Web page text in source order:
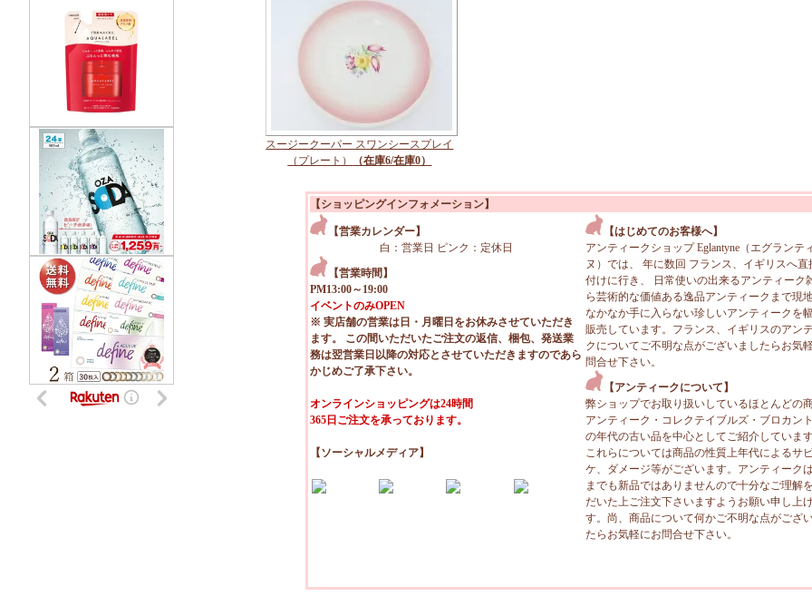
スージークーパー スワンシースプレイ
（プレート）
（在庫6/在庫0）
【ショッピングインフォメーション】
【営業カレンダー】
白：営業日 ピンク：定休日
【営業時間】
PM13:00～19:00
イベントのみOPEN
※ 実店舗の営業は日・月曜日をお休みさせていただき
ます。 この間いただいたご注文の返信、梱包、発送業
務は翌営業日以降の対応とさせていただきますのであら
かじめご了承下さい。
オンラインショッピングは24時間
365日ご注文を承っております。
【ソーシャルメディア】
【はじめてのお客様へ】
アンティークショップ Eglantyne（エグランテ
ヌ）では、 年に数回 フランス、イギリスへ直
付けに行き、 日常使いの出来るアンティーク
ら芸術的な価値ある逸品アンティークまで現
なかなか手に入らない珍しいアンティークを
販売しています。フランス、イギリスのアン
クについてご不明な点がございましたらお気
問合せ下さい。
【アンティークについて】
弊ショップでお取り扱いしているほとんどの
アンティーク・コレクテイブルズ・ブロカン
の年代の古い品を中心としてご紹介しています
これらについては商品の性質上年代によるサ
ケ、ダメージ等がございます。アンティーク
までも新品ではありませんので十分なご理解
だいた上ご注文下さいますようお願い申し上
す。尚、商品について何かご不明な点がござ
たらお気軽にお問合せ下さい。